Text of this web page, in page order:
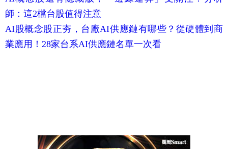
師：這2檔台股值得注意
AI股概念股正夯，台廠AI供應鏈有哪些？從硬體到商
業應用！28家台系AI供應鏈名單一次看